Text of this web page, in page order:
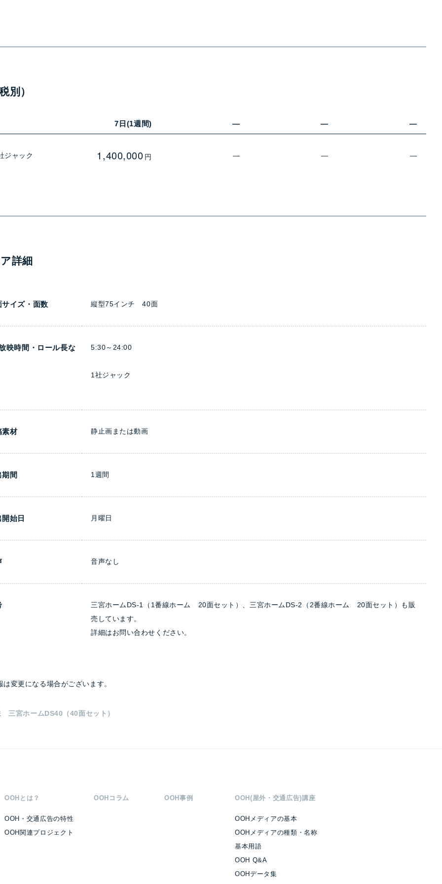
別）
7日(1週間) — — —
ジャック 1,400,000 円 — — —
詳細
サイズ・面数 縦型75インチ 40面
映時間・ロール長な
5:30～24:00
1社ジャック
素材 静止画または動画
間 1週間
始日 月曜日
音声なし
三宮ホームDS-1（1番線ホーム 20面セット）、三宮ホームDS-2（2番線ホーム 20面セット）も販
売しています。
詳細はお問い合わせください。
は変更になる場合がございます。
三宮ホームDS40（40面セット）
OOHとは？
OOH・交通広告の特性
OOH関連プロジェクト
OOHコラム OOH事例 OOH(屋外・交通広告)講座
OOHメディアの基本
OOHメディアの種類・名称
基本用語
OOH Q&A
OOHデータ集